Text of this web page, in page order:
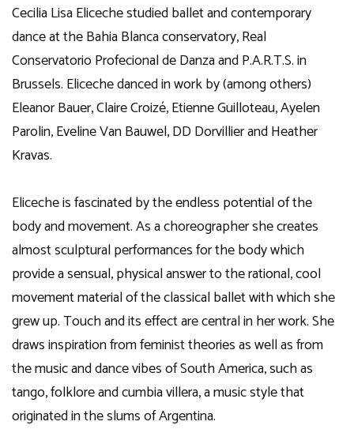
Cecilia Lisa Eliceche studied ballet and contemporary
dance at the Bahia Blanca conservatory, Real
Conservatorio Profecional de Danza and P.A.R.T.S. in
Brussels. Eliceche danced in work by (among others)
Eleanor Bauer, Claire Croizé, Etienne Guilloteau, Ayelen
Parolin, Eveline Van Bauwel, DD Dorvillier and Heather
Kravas.
Eliceche is fascinated by the endless potential of the
body and movement. As a choreographer she creates
almost sculptural performances for the body which
provide a sensual, physical answer to the rational, cool
movement material of the classical ballet with which she
grew up. Touch and its effect are central in her work. She
draws inspiration from feminist theories as well as from
the music and dance vibes of South America, such as
tango, folklore and cumbia villera, a music style that
originated in the slums of Argentina.